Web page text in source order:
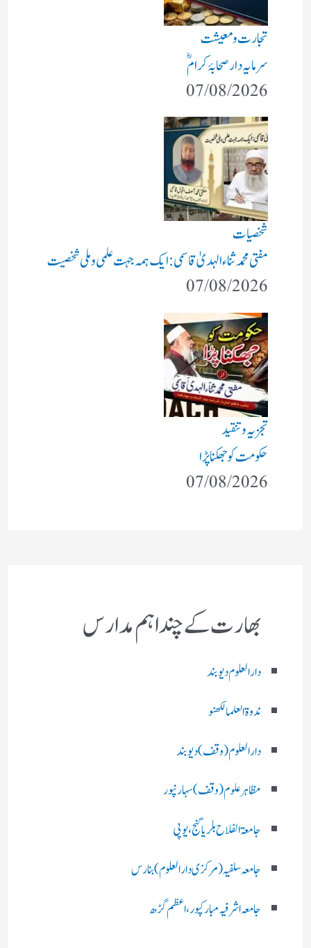
تجارت و معیشت
سرمایہ دار صحابۂ کرامؓ
07/08/2026
شخصیات
مفتی محمد ثناء الہدیٰ قاسمی: ایک ہمہ جہت علمی و ملی شخصیت
07/08/2026
تجزیہ و تنقید
حکومت کو جھکنا پڑا
07/08/2026
بھارت کے چند اہم مدارس
دارالعلوم دیوبند
ندوۃالعلما لکھنو
دارالعلوم (وقف)دیوبند
مظاہرعلوم (وقف)سہارنپور
جامعۃ الفلاح بلریاگنج،یوپی
جامعہ سلفیہ(مرکزی دارالعلوم )بنارس
جامعہ اشرفیہ مبارکپور،اعظم گڑھ